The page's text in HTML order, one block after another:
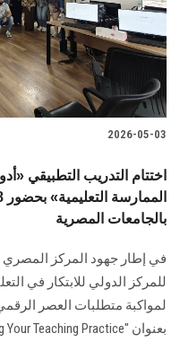
2026-05-03
اختتام التدريب التطبيقي
بالجامعات المصرية
في إطار جهود المركز المصري
للمركز الدولي للابتكار في
لمواكبة متطلبات العصر
بعنوان "The AI Educator’s Toolkit: Transforming Your Teaching Practice".